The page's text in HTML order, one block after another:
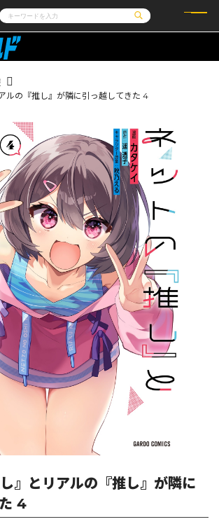
ライトノベル
通販・NEWS
ホールディングス
お問い合わせはこちら
オーバーラップ文庫
オーバーラップノベルス
オーバーラップノベルスf
ロサージュノベルス
コミックガルド
ルの『推し』が隣に引っ越してきた 4
』とリアルの『推し』が隣に
4